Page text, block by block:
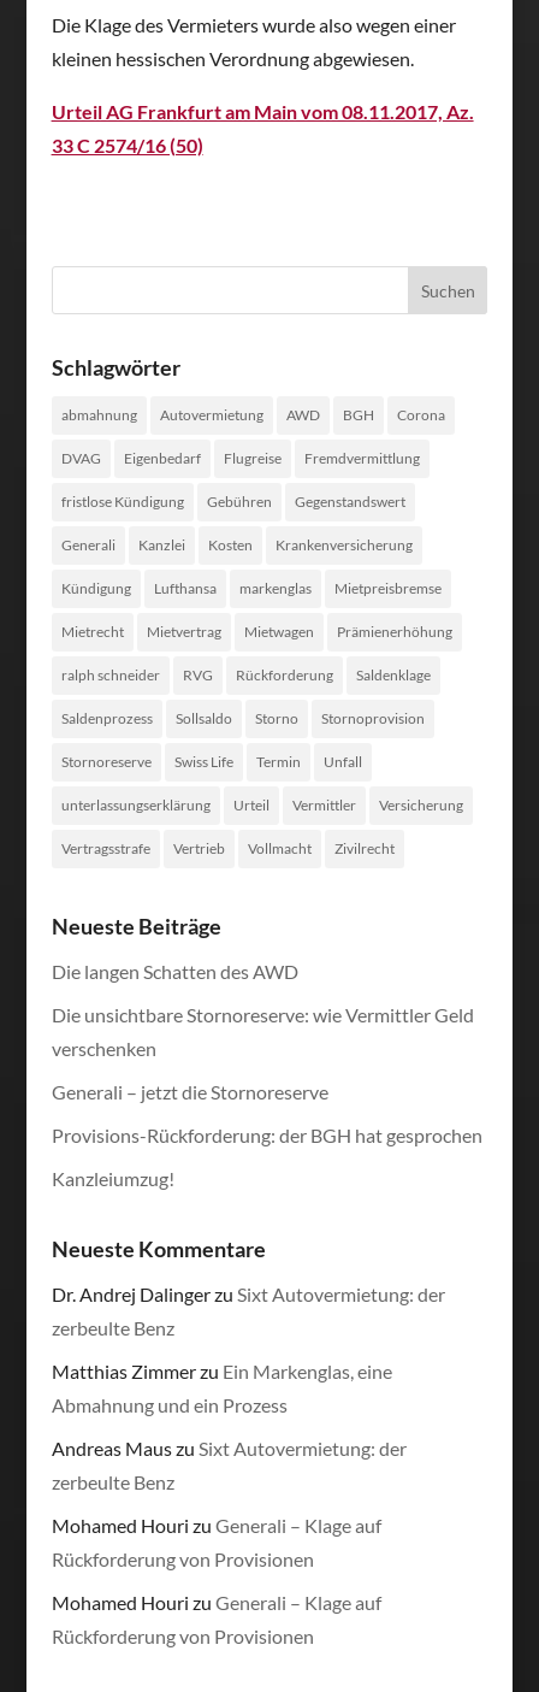
Die Klage des Vermieters wurde also wegen einer
kleinen hessischen Verordnung abgewiesen.
Urteil AG Frankfurt am Main vom 08.11.2017, Az.
33 C 2574/16 (50)
Schlagwörter
abmahnung Autovermietung AWD BGH Corona
DVAG Eigenbedarf Flugreise Fremdvermittlung
fristlose Kündigung Gebühren Gegenstandswert
Generali Kanzlei Kosten Krankenversicherung
Kündigung Lufthansa markenglas Mietpreisbremse
Mietrecht Mietvertrag Mietwagen Prämienerhöhung
ralph schneider RVG Rückforderung Saldenklage
Saldenprozess Sollsaldo Storno Stornoprovision
Stornoreserve Swiss Life Termin Unfall
unterlassungserklärung Urteil Vermittler Versicherung
Vertragsstrafe Vertrieb Vollmacht Zivilrecht
Neueste Beiträge
Die langen Schatten des AWD
Die unsichtbare Stornoreserve: wie Vermittler Geld
verschenken
Generali – jetzt die Stornoreserve
Provisions-Rückforderung: der BGH hat gesprochen
Kanzleiumzug!
Neueste Kommentare
Dr. Andrej Dalingerzu Sixt Autovermietung: der
zerbeulte Benz
Matthias Zimmerzu Ein Markenglas, eine
Abmahnung und ein Prozess
Andreas Mauszu Sixt Autovermietung: der
zerbeulte Benz
Mohamed Houri zu Generali – Klage auf
Rückforderung von Provisionen
Mohamed Houri zu Generali – Klage auf
Rückforderung von Provisionen